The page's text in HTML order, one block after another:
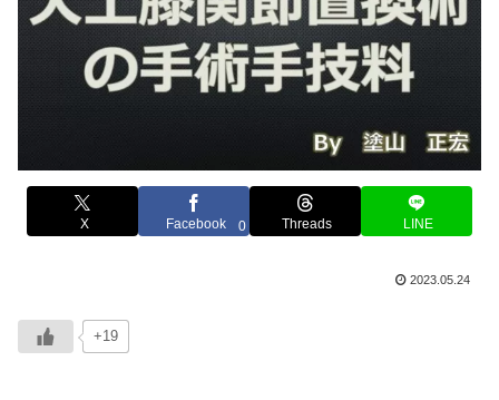
X Facebook 0 Threads LINE
2023.05.24
+19